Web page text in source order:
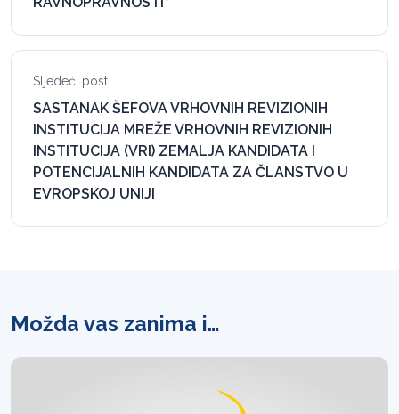
Sljedeći post
SASTANAK ŠEFOVA VRHOVNIH REVIZIONIH
INSTITUCIJA MREŽE VRHOVNIH REVIZIONIH
INSTITUCIJA (VRI) ZEMALJA KANDIDATA I
POTENCIJALNIH KANDIDATA ZA ČLANSTVO U
EVROPSKOJ UNIJI
Možda vas zanima i…